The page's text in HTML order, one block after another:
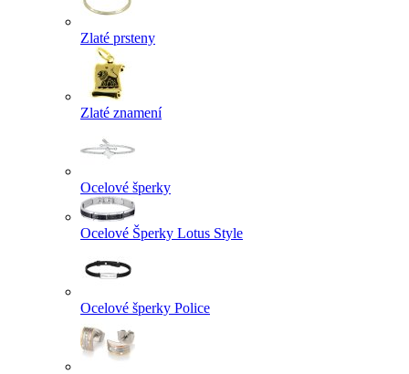
Zlaté prsteny
Zlaté znamení
Ocelové šperky
Ocelové Šperky Lotus Style
Ocelové šperky Police